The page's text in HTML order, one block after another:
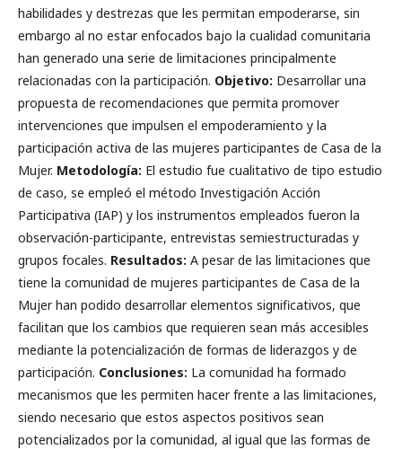
habilidades y destrezas que les permitan empoderarse, sin
embargo al no estar enfocados bajo la cualidad comunitaria
han generado una serie de limitaciones principalmente
relacionadas con la participación. Objetivo: Desarrollar una
propuesta de recomendaciones que permita promover
intervenciones que impulsen el empoderamiento y la
participación activa de las mujeres participantes de Casa de la
Mujer. Metodología: El estudio fue cualitativo de tipo estudio
de caso, se empleó el método Investigación Acción
Participativa (IAP) y los instrumentos empleados fueron la
observación-participante, entrevistas semiestructuradas y
grupos focales. Resultados: A pesar de las limitaciones que
tiene la comunidad de mujeres participantes de Casa de la
Mujer han podido desarrollar elementos significativos, que
facilitan que los cambios que requieren sean más accesibles
mediante la potencialización de formas de liderazgos y de
participación. Conclusiones: La comunidad ha formado
mecanismos que les permiten hacer frente a las limitaciones,
siendo necesario que estos aspectos positivos sean
potencializados por la comunidad, al igual que las formas de